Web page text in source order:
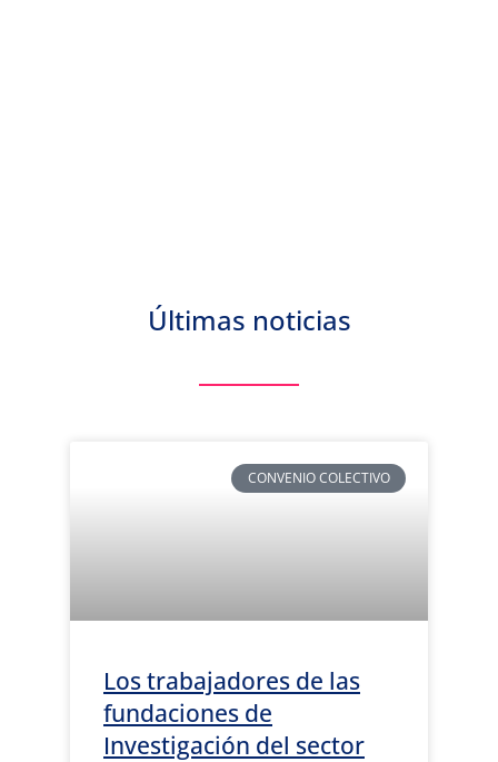
Últimas noticias
CONVENIO COLECTIVO
Los trabajadores de las
fundaciones de
Investigación del sector